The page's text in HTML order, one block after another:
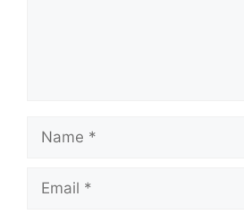
Name
Email